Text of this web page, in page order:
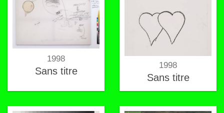
1998
Sans titre
1998
Sans titre